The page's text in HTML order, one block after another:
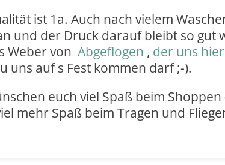
ist 1a. Auch nach vielem
und der Druck darauf bleibt so gut
Weber von Abgeflogen , der uns
uns auf s Fest kommen darf ;-).
euch viel Spaß beim
mehr Spaß beim Tragen und